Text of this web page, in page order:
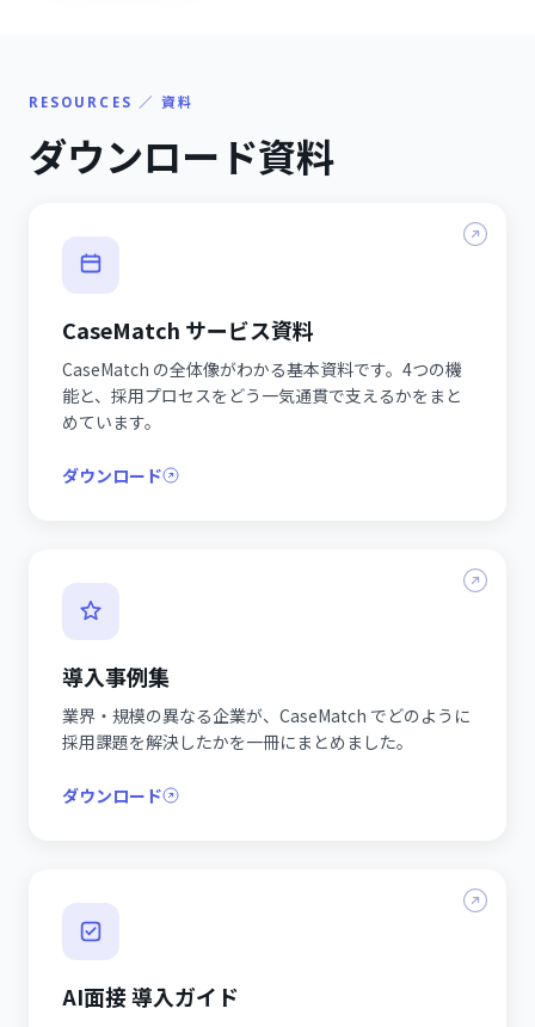
RESOURCES ／ 資料
ダウンロード資料
CaseMatch サービス資料
CaseMatch の全体像がわかる基本資料です。4つの機
能と、採用プロセスをどう一気通貫で支えるかをまと
めています。
ダウンロード
導入事例集
業界・規模の異なる企業が、CaseMatch でどのように
採用課題を解決したかを一冊にまとめました。
ダウンロード
AI面接 導入ガイド